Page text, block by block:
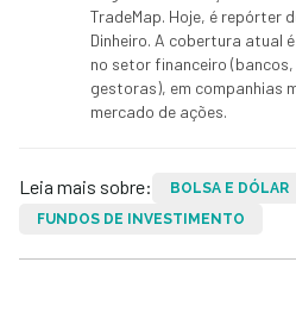
TradeMap. Hoje, é repórter
Dinheiro. A cobertura atual
no setor financeiro
gestoras), em companhias
mercado de ações.
Leia mais sobre: BOLSA E DÓLAR
FUNDOS DE INVESTIMENTO